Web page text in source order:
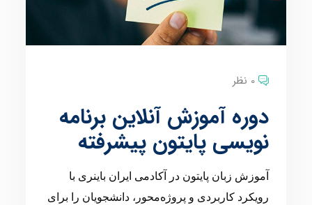
0 نظر
دوره آموزش آنلاین برنامه
نویسی پایتون پیشرفته
آموزش زبان پایتون در آکادمی ایران باینری با
رویکرد کاربردی و پروژه‌محور، دانشجویان را برای